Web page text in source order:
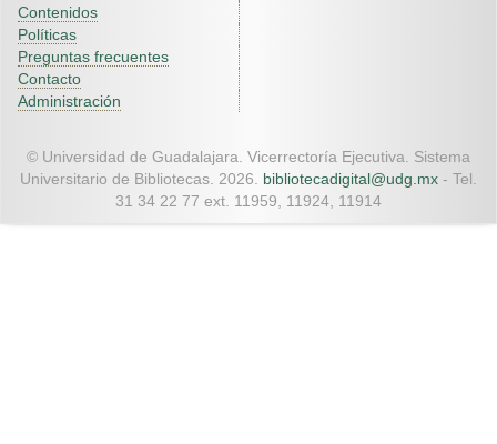
Contenidos
Políticas
Preguntas frecuentes
Contacto
Administración
© Universidad de Guadalajara. Vicerrectoría Ejecutiva. Sistema
Universitario de Bibliotecas. 2026. bibliotecadigital@udg.mx - Tel.
31 34 22 77 ext. 11959, 11924, 11914